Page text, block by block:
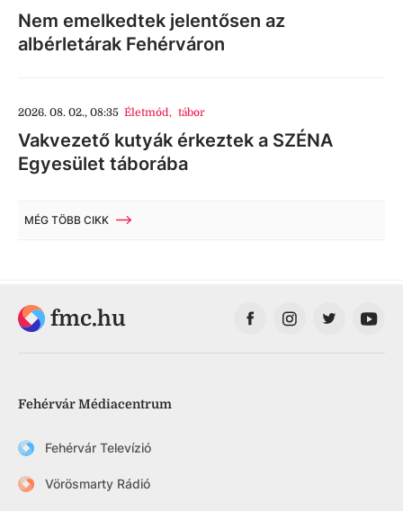
Nem emelkedtek jelentősen az
albérletárak Fehérváron
2026. 08. 02., 08:35 Életmód, tábor
Vakvezető kutyák érkeztek a SZÉNA
Egyesület táborába
MÉG TÖBB CIKK
fmc.hu
Fehérvár Médiacentrum
Fehérvár Televízió
Vörösmarty Rádió